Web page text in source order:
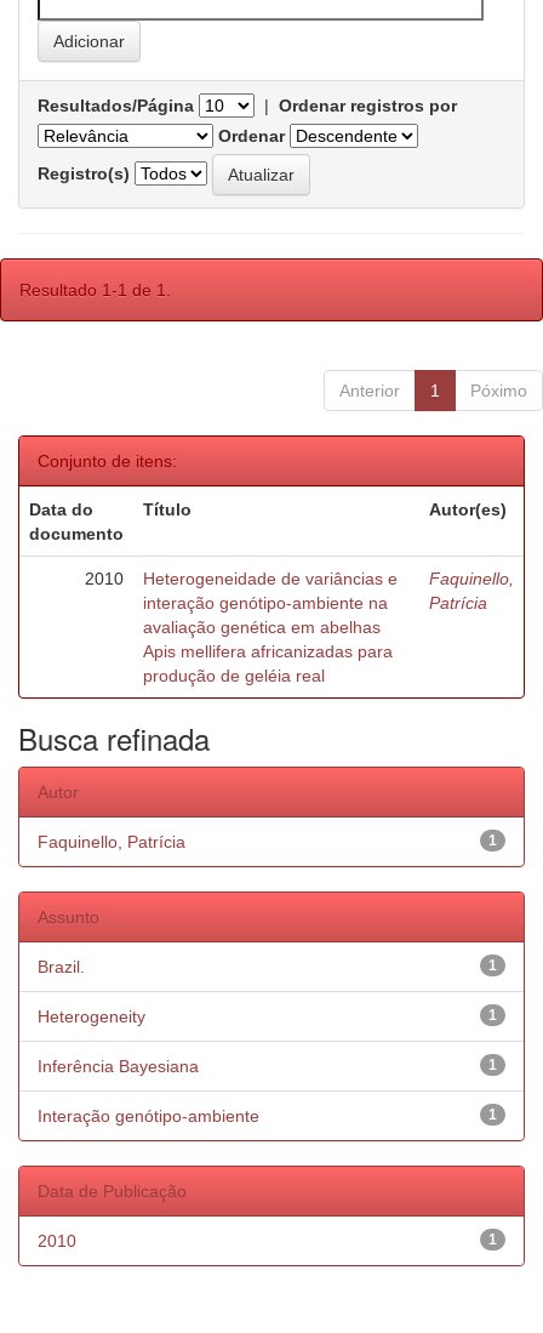
Resultados/Página | Ordenar registros por
Ordenar
Registro(s)
Resultado 1-1 de 1.
Anterior 1 Póximo
Conjunto de itens:
Data do
documento
Título Autor(es)
2010
Heterogeneidade de variâncias e
interação genótipo-ambiente na
avaliação genética em abelhas
Apis mellifera africanizadas para
produção de geléia real
Faquinello,
Patrícia
Busca refinada
Autor
1
Faquinello, Patrícia
Assunto
1
Brazil.
1
Heterogeneity
1
Inferência Bayesiana
1
Interação genótipo-ambiente
Data de Publicação
1
2010